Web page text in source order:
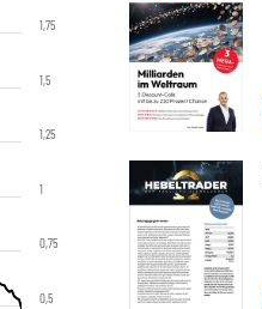
0,5
0,75
1
1,25
1,5
1,75